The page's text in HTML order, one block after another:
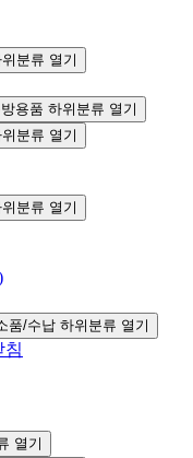
분류 열기
용품 하위분류 열기
분류 열기
분류 열기
품/수납 하위분류 열기
침
열기